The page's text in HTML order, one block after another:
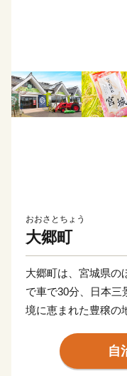
おおさとちょう
大郷町
大郷町は、宮城県の
で車で30分、日本三
境に恵まれた豊穣の
豊かな水田地帯が
ができます。
自